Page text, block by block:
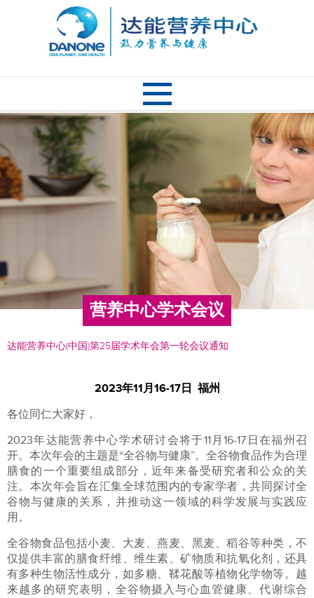
营养中心学术会议
达能营养中心(中国)第25届学术年会第一轮会议通知
2023年11月16-17日 福州
各位同仁大家好，
2023年达能营养中心学术研讨会将于11月16-17日在福州召
开。本次年会的主题是“全谷物与健康”。全谷物食品作为合理
膳食的一个重要组成部分，近年来备受研究者和公众的关
注。本次年会旨在汇集全球范围内的专家学者，共同探讨全
谷物与健康的关系，并推动这一领域的科学发展与实践应
用。
全谷物食品包括小麦、大麦、燕麦、黑麦、稻谷等种类，不
仅提供丰富的膳食纤维、维生素、矿物质和抗氧化剂，还具
有多种生物活性成分，如多糖、鞣花酸等植物化学物等。越
来越多的研究表明，全谷物摄入与心血管健康、代谢综合